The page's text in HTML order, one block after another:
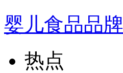
婴儿食品品牌
热点